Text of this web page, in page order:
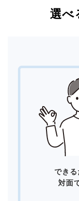
選べ
できる
対面